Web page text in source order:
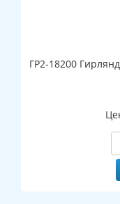
ГР2-18200